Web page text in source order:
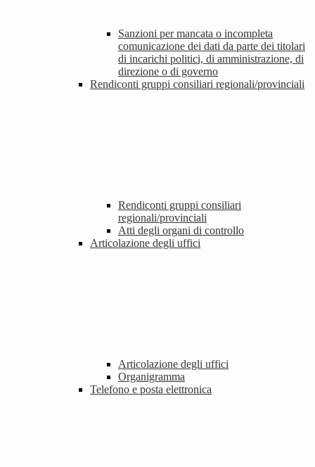
Sanzioni per mancata o incompleta
comunicazione dei dati da parte dei titolari
di incarichi politici, di amministrazione, di
direzione o di governo
Rendiconti gruppi consiliari regionali/provinciali
Rendiconti gruppi consiliari
regionali/provinciali
Atti degli organi di controllo
Articolazione degli uffici
Articolazione degli uffici
Organigramma
Telefono e posta elettronica